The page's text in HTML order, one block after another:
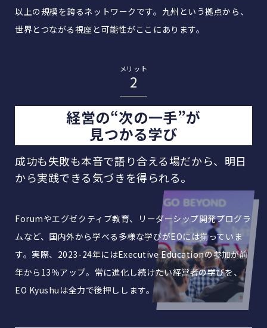
以上の規模を誇るネットワークです。九州という拠点から、
世界とつながる視座と可能性がここにあります。
メリット
2
経営の“次の一手”が
見つかる学び
成功も失敗も本音で語り合える場だから、 明日
から実践できる気づきを得られる。
Forumやエグゼクティブ教育、リーダーシップ開発プログラ
ムなど、国内外から学べる多様な学びがEOには揃っていま
す。実際、2023-24年にはExecutive Educationの参加が前
年から13％アップ。常に進化し続けたい経営者の学びを、
EO Kyushuは全力で後押しします。